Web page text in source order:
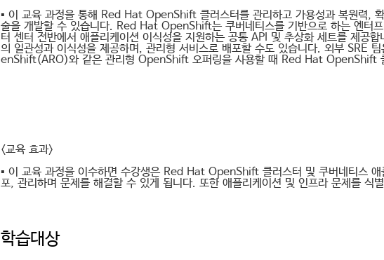
▪ 이 교육 과정을 통해 Red Hat OpenShift 클러스터를 관리하고 가용성과 복원력,
술을 개발할 수 있습니다. Red Hat OpenShift는 쿠버네티스를 기반으로 하는 엔터
터 센터 전반에서 애플리케이션 이식성을 지원하는 공통 API 및 추상화 세트를 제
의 일관성과 이식성을 제공하며, 관리형 서비스로 배포할 수도 있습니다. 외부
enShift(ARO)와 같은 관리형 OpenShift 오퍼링을 사용할 때 Red Hat OpenShift
<교육 효과>
▪ 이 교육 과정을 이수하면 수강생은 Red Hat OpenShift 클러스터 및 쿠버네티스
포, 관리하며 문제를 해결할 수 있게 됩니다. 또한 애플리케이션 및 인프라 문제를
학습대상